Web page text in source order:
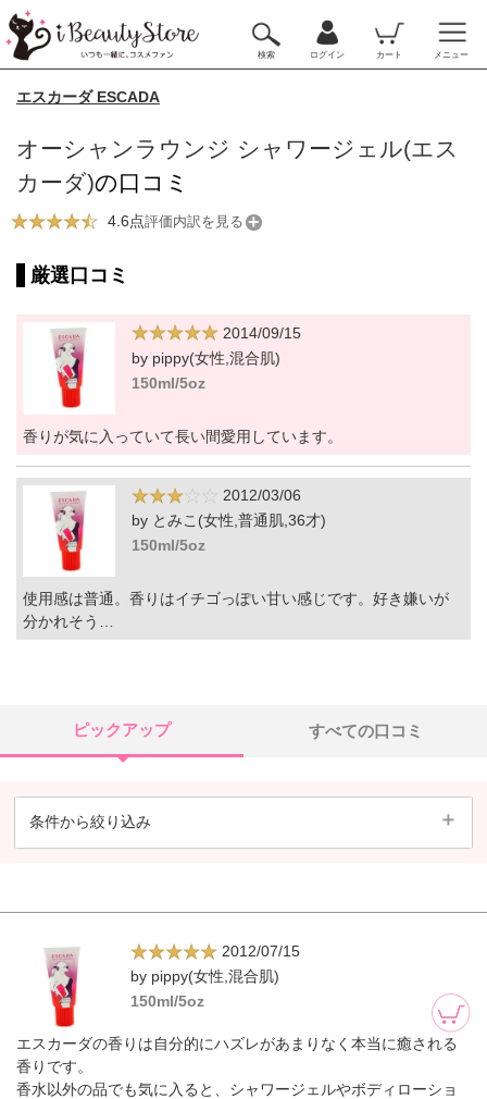
検索 ログイン カート メニュー
エスカーダ ESCADA
オーシャンラウンジ シャワージェル(エス
カーダ)の口コミ
4.6点評価内訳を見る
厳選口コミ
2014/09/15
by pippy(女性,混合肌)
150ml/5oz
香りが気に入っていて長い間愛用しています。
2012/03/06
by とみこ(女性,普通肌,36才)
150ml/5oz
使用感は普通。香りはイチゴっぽい甘い感じです。好き嫌いが
分かれそう…
ピックアップ すべての口コミ
条件から絞り込み
2012/07/15
by pippy(女性,混合肌)
150ml/5oz
エスカーダの香りは自分的にハズレがあまりなく本当に癒される
香りです。
香水以外の品でも気に入ると、シャワージェルやボディローショ